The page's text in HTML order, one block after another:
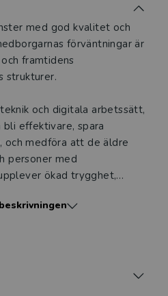
med god kvalitet och
förväntningar är
framtidens
strukturer.
och digitala arbetssätt,
effektivare, spara
och medföra att de äldre
personer med
ökad trygghet,
stora förväntningar på
i vardagen.